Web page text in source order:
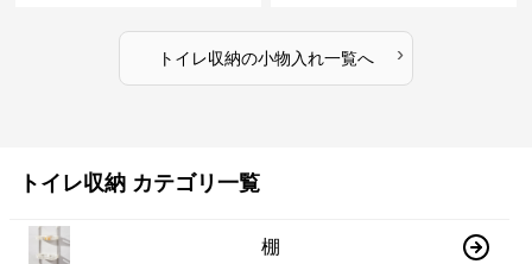
トイレ収納の小物入れ一覧へ ›
トイレ収納 カテゴリ一覧
棚